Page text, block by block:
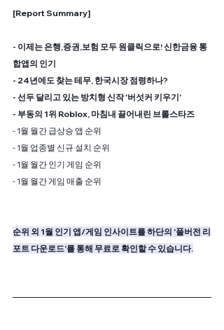
[Report Summary]
- 이제는 은행,증권,보험 모두 원클릭으로! 신한금융 통
합앱의 인기
- 24년에도 찾는 테무, 한국시장 점령하나?
- 선두 달리고 있는 방치형 신작 '버섯커 키우기'
- 부동의 1위 Roblox, 마침내 끌어내린 브롤스타즈
- 1월 월간 급상승 앱 순위
- 1월 업종별 신규 설치 순위
- 1월 월간 인기 게임 순위
- 1월 월간 게임 매출 순위
순위 외 1월 인기 앱/게임 인사이트를 하단의 '풀버전 리
포트 다운로드'를 통해 무료로 확인할 수 있습니다.